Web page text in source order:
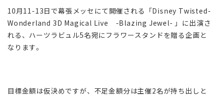
10月11-13日で幕張メッセにて開催される「Disney Twisted-
Wonderland 3D Magical Live -Blazing Jewel- 」に出演さ
れる、ハーツラビュル5名宛にフラワースタンドを贈る企画と
なります。
目標金額は仮決めですが、不足金額分は主催2名が持ち出しと